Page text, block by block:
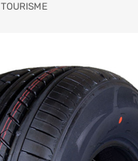
TOURISME